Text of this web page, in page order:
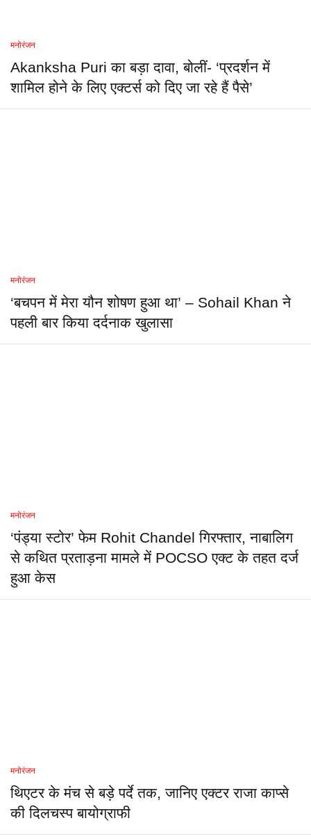
मनोरंजन
Akanksha Puri का बड़ा दावा, बोलीं- ‘प्रदर्शन में
शामिल होने के लिए एक्टर्स को दिए जा रहे हैं पैसे’
मनोरंजन
‘बचपन में मेरा यौन शोषण हुआ था’ – Sohail Khan ने
पहली बार किया दर्दनाक खुलासा
मनोरंजन
‘पंड्या स्टोर’ फेम Rohit Chandel गिरफ्तार, नाबालिग
से कथित प्रताड़ना मामले में POCSO एक्ट के तहत दर्ज
हुआ केस
मनोरंजन
थिएटर के मंच से बड़े पर्दे तक, जानिए एक्टर राजा काप्से
की दिलचस्प बायोग्राफी